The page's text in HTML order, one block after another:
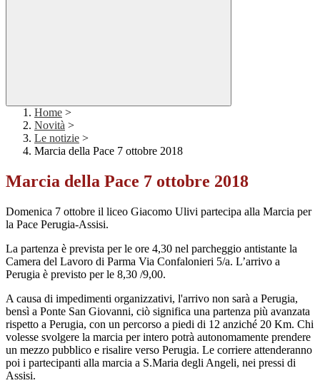
Home >
Novità >
Le notizie >
Marcia della Pace 7 ottobre 2018
Marcia della Pace 7 ottobre 2018
Domenica 7 ottobre il liceo Giacomo Ulivi partecipa alla Marcia per
la Pace Perugia-Assisi.
La partenza è prevista per le ore 4,30 nel parcheggio antistante la
Camera del Lavoro di Parma Via Confalonieri 5/a. L’arrivo a
Perugia è previsto per le 8,30 /9,00.
A causa di impedimenti organizzativi, l'arrivo non sarà a Perugia,
bensì a Ponte San Giovanni, ciò significa una partenza più avanzata
rispetto a Perugia, con un percorso a piedi di 12 anziché 20 Km. Chi
volesse svolgere la marcia per intero potrà autonomamente prendere
un mezzo pubblico e risalire verso Perugia. Le corriere attenderanno
poi i partecipanti alla marcia a S.Maria degli Angeli, nei pressi di
Assisi.